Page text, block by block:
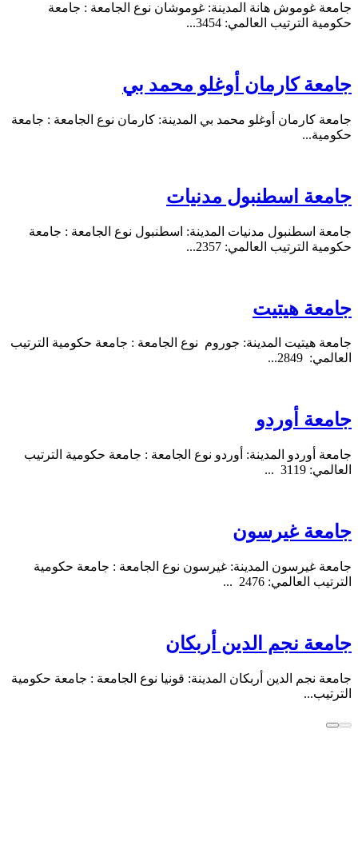
جامعة غوموش هانة المدينة: غوموشان نوع الجامعة : جامعة
حكومية الترتيب العالمي: 3454...
جامعة كارمان أوغلو محمد بي
جامعة كارمان أوغلو محمد بي المدينة: كارمان نوع الجامعة : جامعة
حكومية...
جامعة اسطنبول مدنيات
جامعة اسطنبول مدنيات المدينة: اسطنبول نوع الجامعة : جامعة
حكومية الترتيب العالمي: 2357...
جامعة هيتيت
جامعة هيتيت المدينة: جوروم نوع الجامعة : جامعة حكومية الترتيب
العالمي: 2849...
جامعة أوردو
جامعة أوردو المدينة: أوردو نوع الجامعة : جامعة حكومية الترتيب
العالمي: 3119 ...
جامعة غيرسون
جامعة غيرسون المدينة: غيرسون نوع الجامعة : جامعة حكومية
الترتيب العالمي: 2476 ...
جامعة نجم الدين أربكان
جامعة نجم الدين أربكان المدينة: قونيا نوع الجامعة : جامعة حكومية
الترتيب...